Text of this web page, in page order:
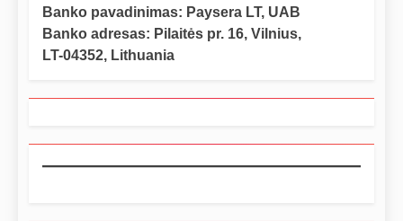
Banko pavadinimas: Paysera LT, UAB
Banko adresas: Pilaitės pr. 16, Vilnius,
LT-04352, Lithuania